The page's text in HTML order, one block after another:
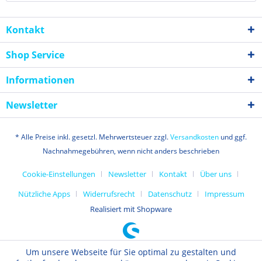
Kontakt
Shop Service
Informationen
Newsletter
* Alle Preise inkl. gesetzl. Mehrwertsteuer zzgl.Versandkosten und ggf.
Nachnahmegebühren, wenn nicht anders beschrieben
Cookie-Einstellungen Newsletter Kontakt
Über uns
Nützliche Apps
Widerrufsrecht Datenschutz
Impressum
Realisiert mit Shopware
Um unsere Webseite für Sie optimal zu gestalten und